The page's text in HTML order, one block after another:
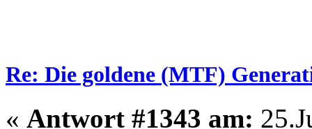
Re: Die goldene (MTF)
« Antwort #1343 am: